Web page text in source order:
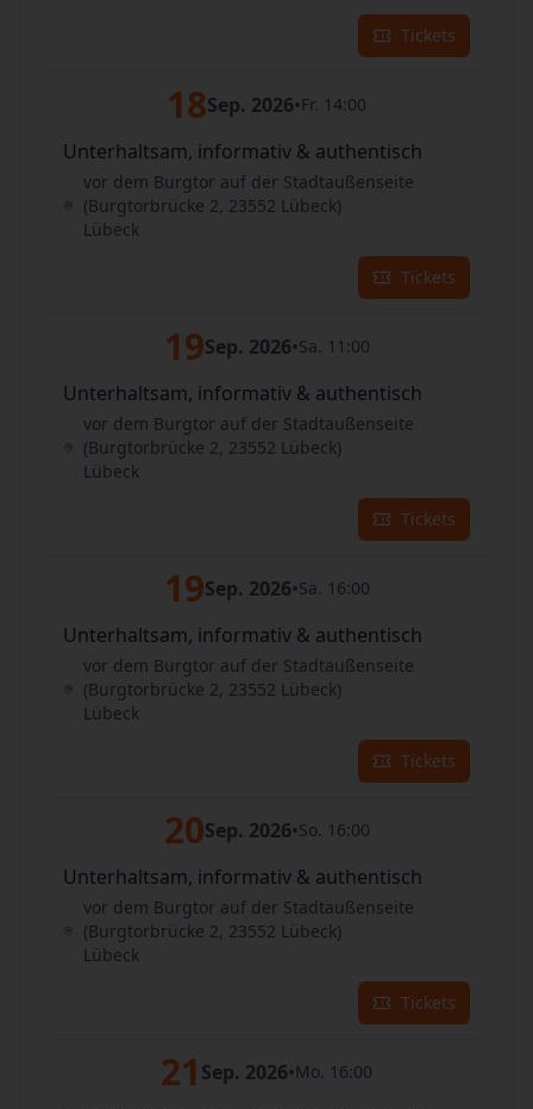
Tickets
18Sep. 2026•Fr. 14:00
Unterhaltsam, informativ & authentisch
vor dem Burgtor auf der Stadtaußenseite
(Burgtorbrücke 2, 23552 Lübeck)
Lübeck
Tickets
19Sep. 2026•Sa. 11:00
Unterhaltsam, informativ & authentisch
vor dem Burgtor auf der Stadtaußenseite
(Burgtorbrücke 2, 23552 Lübeck)
Lübeck
Tickets
19Sep. 2026•Sa. 16:00
Unterhaltsam, informativ & authentisch
vor dem Burgtor auf der Stadtaußenseite
(Burgtorbrücke 2, 23552 Lübeck)
Lübeck
Tickets
20Sep. 2026•So. 16:00
Unterhaltsam, informativ & authentisch
vor dem Burgtor auf der Stadtaußenseite
(Burgtorbrücke 2, 23552 Lübeck)
Lübeck
Tickets
21 Sep. 2026•Mo. 16:00